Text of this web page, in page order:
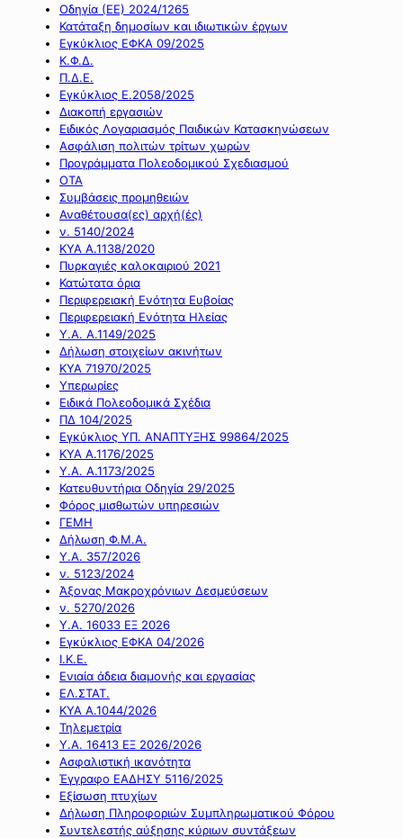
Οδηγία (ΕΕ) 2024/1265
Κατάταξη δημοσίων και ιδιωτικών έργων
Εγκύκλιος ΕΦΚΑ 09/2025
Κ.Φ.Δ.
Π.Δ.Ε.
Εγκύκλιος Ε.2058/2025
Διακοπή εργασιών
Ειδικός Λογαριασμός Παιδικών Κατασκηνώσεων
Ασφάλιση πολιτών τρίτων χωρών
Προγράμματα Πολεοδομικού Σχεδιασμού
ΟΤΑ
Συμβάσεις προμηθειών
Αναθέτουσα(ες) αρχή(ές)
ν. 5140/2024
ΚΥΑ Α.1138/2020
Πυρκαγιές καλοκαιριού 2021
Κατώτατα όρια
Περιφερειακή Ενότητα Ευβοίας
Περιφερειακή Ενότητα Ηλείας
Υ.Α. Α.1149/2025
Δήλωση στοιχείων ακινήτων
ΚΥΑ 71970/2025
Υπερωρίες
Ειδικά Πολεοδομικά Σχέδια
ΠΔ 104/2025
Εγκύκλιος ΥΠ. ΑΝΑΠΤΥΞΗΣ 99864/2025
ΚΥΑ Α.1176/2025
Υ.Α. Α.1173/2025
Κατευθυντήρια Οδηγία 29/2025
Φόρος μισθωτών υπηρεσιών
ΓΕΜΗ
Δήλωση Φ.Μ.Α.
Υ.Α. 357/2026
ν. 5123/2024
Άξονας Μακροχρόνιων Δεσμεύσεων
ν. 5270/2026
Υ.Α. 16033 ΕΞ 2026
Εγκύκλιος ΕΦΚΑ 04/2026
Ι.Κ.Ε.
Ενιαία άδεια διαμονής και εργασίας
ΕΛ.ΣΤΑΤ.
ΚΥΑ Α.1044/2026
Τηλεμετρία
Υ.Α. 16413 ΕΞ 2026/2026
Ασφαλιστική ικανότητα
Έγγραφο ΕΑΔΗΣΥ 5116/2025
Εξίσωση πτυχίων
Δήλωση Πληροφοριών Συμπληρωματικού Φόρου
Συντελεστής αύξησης κύριων συντάξεων